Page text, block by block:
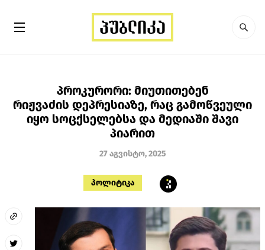
პროკურორი: მიუთითებენ
რიჟვაძის დეპრესიაზე, რაც გამოწვეული
იყო სოცქსელებსა და მედიაში შავი
პიარით
27 აგვისტო, 2025
პოლიტიკა